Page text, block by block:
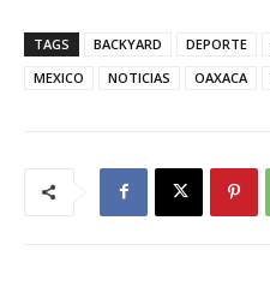
TAGS BACKYARD DEPORTE
MEXICO
NOTICIAS OAXACA